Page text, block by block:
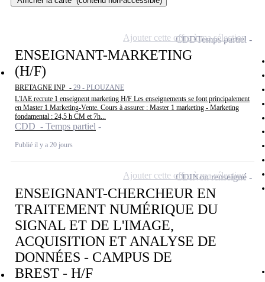
ENSEIGNANT-MARKETING
(H/F)
BRETAGNE INP - 29 - PLOUZANE
L'IAE recrute 1 enseignent marketing H/F Les enseignements se font principalement
en Master 1 Marketing-Vente. Cours à assurer : Master 1 marketing - Marketing
fondamental : 24,5 h CM et 7h...
CDD - Temps partiel
Publié il y a 20 jours
CDDTemps partiel
Ajouter cette offre à ma sélection
ENSEIGNANT-CHERCHEUR EN
TRAITEMENT NUMÉRIQUE DU
SIGNAL ET DE L'IMAGE,
ACQUISITION ET ANALYSE DE
DONNÉES - CAMPUS DE
BREST - H/F
CDINon renseigné
Ajouter cette offre à ma sélection